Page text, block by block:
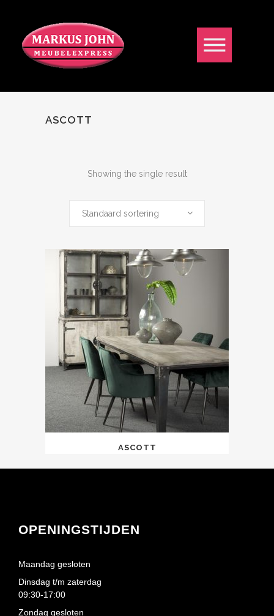
ASCOTT
Showing the single result
Standaard sortering
ASCOTT
OPENINGSTIJDEN
Maandag gesloten
Dinsdag t/m zaterdag
09:30-17:00
Zondag gesloten